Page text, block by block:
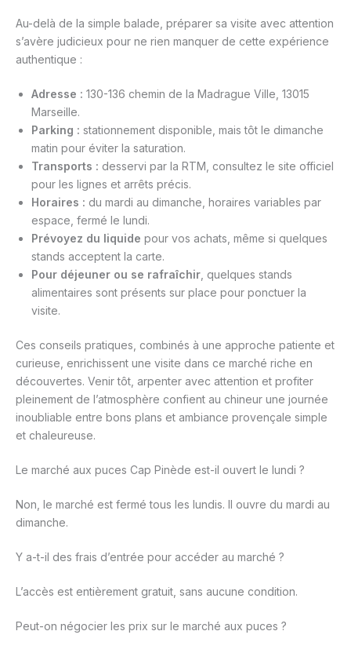
Au-delà de la simple balade, préparer sa visite avec attention
s’avère judicieux pour ne rien manquer de cette expérience
authentique :
Adresse : 130-136 chemin de la Madrague Ville, 13015
Marseille.
Parking : stationnement disponible, mais tôt le dimanche
matin pour éviter la saturation.
Transports : desservi par la RTM, consultez le site officiel
pour les lignes et arrêts précis.
Horaires : du mardi au dimanche, horaires variables par
espace, fermé le lundi.
Prévoyez du liquide pour vos achats, même si quelques
stands acceptent la carte.
Pour déjeuner ou se rafraîchir , quelques stands
alimentaires sont présents sur place pour ponctuer la
visite.
Ces conseils pratiques, combinés à une approche patiente et
curieuse, enrichissent une visite dans ce marché riche en
découvertes. Venir tôt, arpenter avec attention et profiter
pleinement de l’atmosphère confient au chineur une journée
inoubliable entre bons plans et ambiance provençale simple
et chaleureuse.
Le marché aux puces Cap Pinède est-il ouvert le lundi ?
Non, le marché est fermé tous les lundis. Il ouvre du mardi au
dimanche.
Y a-t-il des frais d’entrée pour accéder au marché ?
L’accès est entièrement gratuit, sans aucune condition.
Peut-on négocier les prix sur le marché aux puces ?